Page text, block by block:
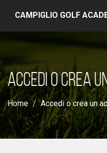
CAMPIGLIO GOLF
ACCEDI O CREA
Home Accedi o crea un